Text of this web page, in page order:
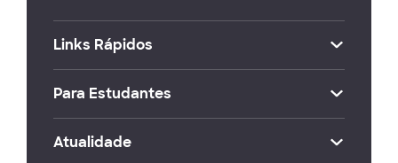
Links Rápidos
Para Estudantes
Atualidade